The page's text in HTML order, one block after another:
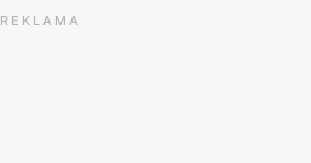
REKLAMA